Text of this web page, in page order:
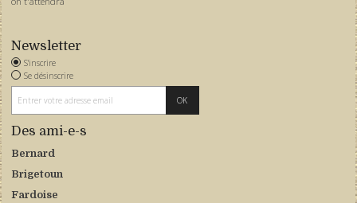
Newsletter
S'inscrire
Se désinscrire
Des ami-e-s
Bernard
Brigetoun
Fardoise